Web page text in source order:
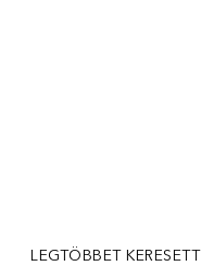
LEGTÖBBET KERESETT